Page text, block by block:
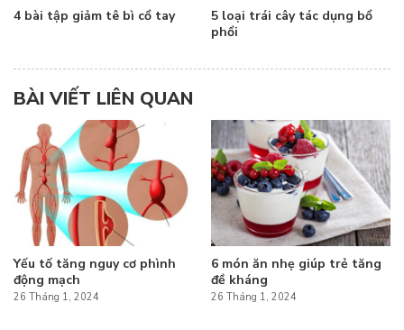
4 bài tập giảm tê bì cổ tay
5 loại trái cây tác dụng bổ
phổi
BÀI VIẾT LIÊN QUAN
Yếu tố tăng nguy cơ phình
động mạch
26 Tháng 1, 2024
6 món ăn nhẹ giúp trẻ tăng
đề kháng
26 Tháng 1, 2024